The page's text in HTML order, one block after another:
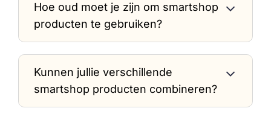
Hoe oud moet je zijn om smartshop
producten te gebruiken?
Kunnen jullie verschillende
smartshop producten combineren?